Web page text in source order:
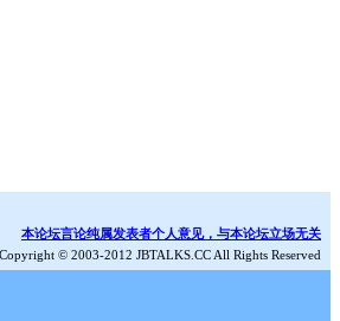
本论坛言论纯属发表者个人意见，与本论坛立场无关
Copyright © 2003-2012 JBTALKS.CC All Rights Reserved